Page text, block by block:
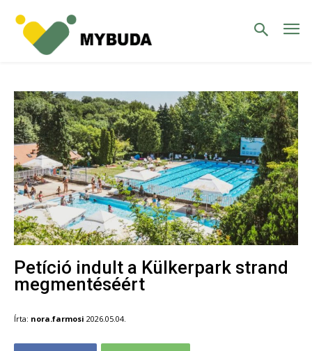
Petíció indult a Külkerpark strand
megmentéséért
Írta: nora.farmosi 2026.05.04.